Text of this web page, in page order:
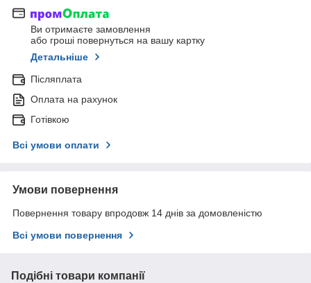
Ви отримаєте замовлення
або гроші повернуться на вашу картку
Детальніше
Післяплата
Оплата на рахунок
Готівкою
Всі умови оплати
Умови повернення
Повернення товару впродовж 14 днів за домовленістю
Всі умови повернення
Подібні товари компанії